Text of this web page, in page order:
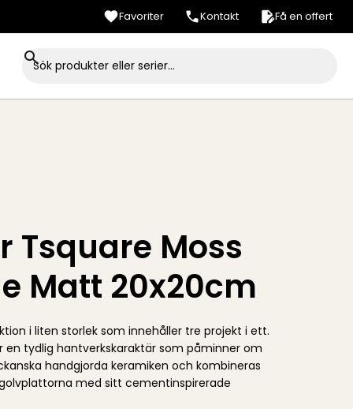
Favoriter Kontakt Få en offert
Tsquare Moss
Matt 20x20cm
i liten storlek som innehåller tre projekt i ett.
en tydlig hantverkskaraktär som påminner om
handgjorda keramiken och kombineras
med sitt cementinspirerade